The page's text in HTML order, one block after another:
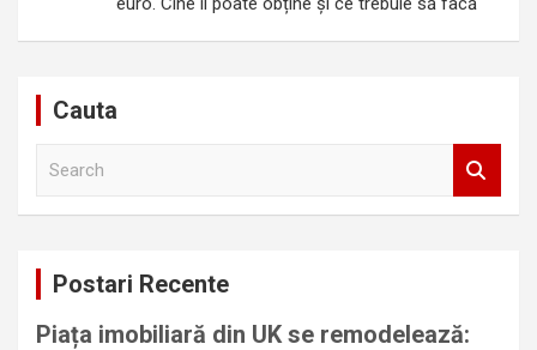
Cauta
Postari Recente
Piața imobiliară din UK se remodelează: